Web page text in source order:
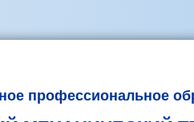
профессиональное